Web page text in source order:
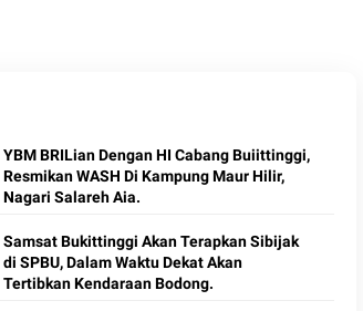
YBM BRILian Dengan HI Cabang Buiittinggi,
Resmikan WASH Di Kampung Maur Hilir,
Nagari Salareh Aia.
Samsat Bukittinggi Akan Terapkan Sibijak
di SPBU, Dalam Waktu Dekat Akan
Tertibkan Kendaraan Bodong.